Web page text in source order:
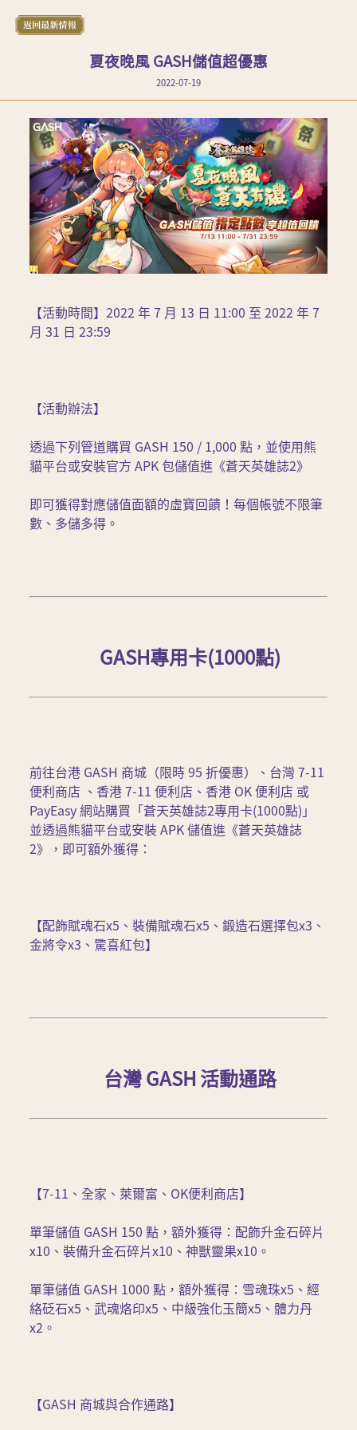
夏夜晚風 GASH儲值超優惠
2022-07-19
【活動時間】2022 年 7 月 13 日 11:00 至 2022 年 7
月 31 日 23:59
【活動辦法】
透過下列管道購買 GASH 150 / 1,000 點，並使用熊
貓平台或安裝官方 APK 包儲值進《蒼天英雄誌2》
即可獲得對應儲值面額的虛寶回饋！每個帳號不限筆
數、多儲多得。
GASH專用卡(1000點)
前往台港 GASH 商城（限時 95 折優惠）、台灣 7-11
便利商店 、香港 7-11 便利店、香港 OK 便利店 或
PayEasy 網站購買「蒼天英雄誌2專用卡(1000點)」
並透過熊貓平台或安裝 APK 儲值進《蒼天英雄誌
2》，即可額外獲得：
【配飾賦魂石x5、裝備賦魂石x5、鍛造石選擇包x3、
金將令x3、驚喜紅包】
台灣 GASH 活動通路
【7-11、全家、萊爾富、OK便利商店】
單筆儲值 GASH 150 點，額外獲得：配飾升金石碎片
x10、裝備升金石碎片x10、神獸靈果x10。
單筆儲值 GASH 1000 點，額外獲得：雪魂珠x5、經
絡砭石x5、武魂烙印x5、中級強化玉簡x5、體力丹
x2。
【GASH 商城與合作通路】